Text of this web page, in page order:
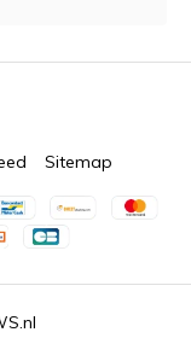
Sitemap